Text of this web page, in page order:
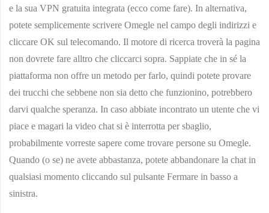
e la sua VPN gratuita integrata (ecco come fare). In alternativa,
potete semplicemente scrivere Omegle nel campo degli indirizzi e
cliccare OK sul telecomando. Il motore di ricerca troverà la pagina
non dovrete fare alltro che cliccarci sopra. Sappiate che in sé la
piattaforma non offre un metodo per farlo, quindi potete provare
dei trucchi che sebbene non sia detto che funzionino, potrebbero
darvi qualche speranza. In caso abbiate incontrato un utente che vi
piace e magari la video chat si è interrotta per sbaglio,
probabilmente vorreste sapere come trovare persone su Omegle.
Quando (o se) ne avete abbastanza, potete abbandonare la chat in
qualsiasi momento cliccando sul pulsante Fermare in basso a
sinistra.